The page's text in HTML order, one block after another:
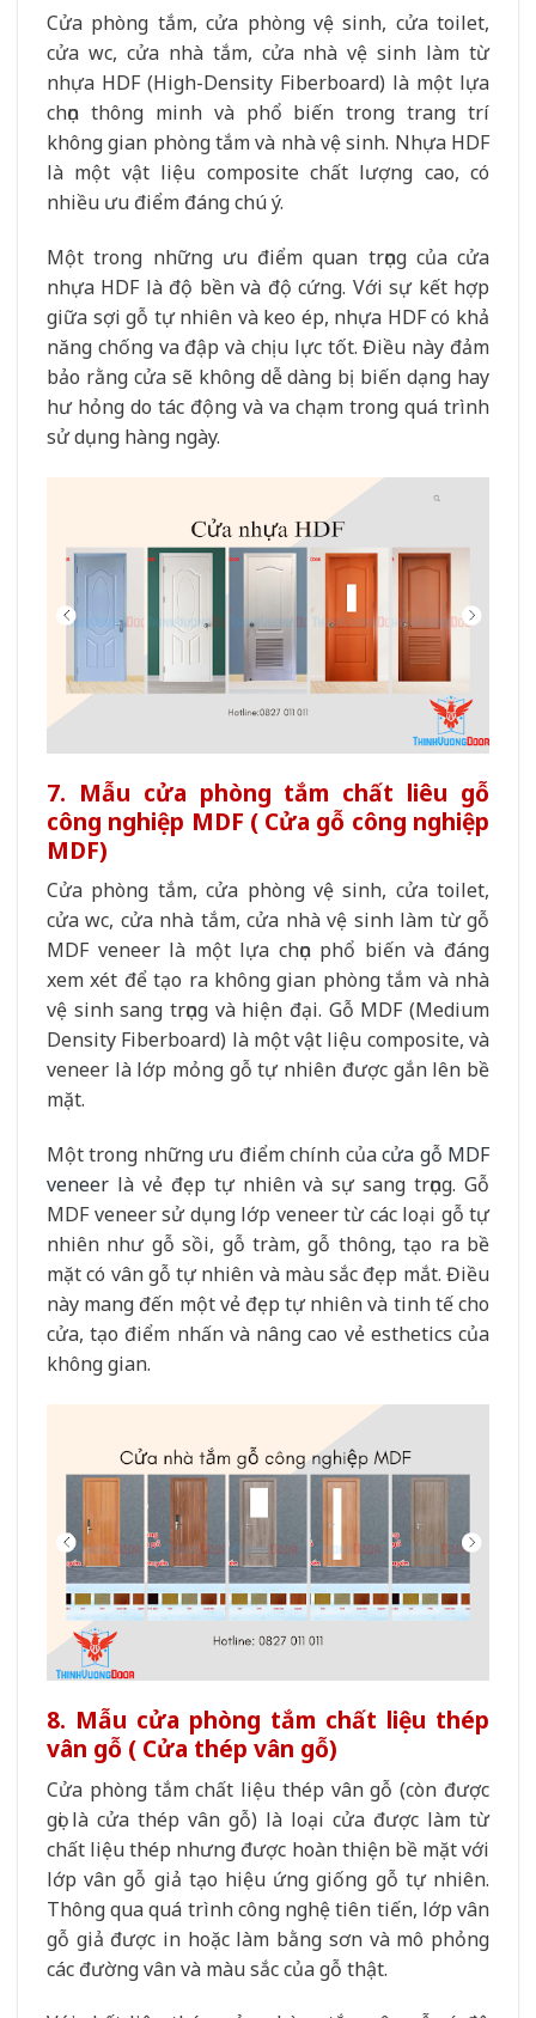
Cửa phòng tắm, cửa phòng vệ sinh, cửa toilet,
cửa wc, cửa nhà tắm, cửa nhà vệ sinh làm từ
nhựa HDF (High-Density Fiberboard) là một lựa
chọn thông minh và phổ biến trong trang trí
không gian phòng tắm và nhà vệ sinh. Nhựa HDF
là một vật liệu composite chất lượng cao, có
nhiều ưu điểm đáng chú ý.
Một trong những ưu điểm quan trọng của cửa
nhựa HDF là độ bền và độ cứng. Với sự kết hợp
giữa sợi gỗ tự nhiên và keo ép, nhựa HDF có khả
năng chống va đập và chịu lực tốt. Điều này đảm
bảo rằng cửa sẽ không dễ dàng bị biến dạng hay
hư hỏng do tác động và va chạm trong quá trình
sử dụng hàng ngày.
7. Mẫu cửa phòng tắm chất liêu gỗ
công nghiệp MDF ( Cửa gỗ công nghiệp
MDF)
Cửa phòng tắm, cửa phòng vệ sinh, cửa toilet,
cửa wc, cửa nhà tắm, cửa nhà vệ sinh làm từ gỗ
MDF veneer là một lựa chọn phổ biến và đáng
xem xét để tạo ra không gian phòng tắm và nhà
vệ sinh sang trọng và hiện đại. Gỗ MDF (Medium
Density Fiberboard) là một vật liệu composite, và
veneer là lớp mỏng gỗ tự nhiên được gắn lên bề
mặt.
Một trong những ưu điểm chính củacửa gỗ MDF
veneer là vẻ đẹp tự nhiên và sự sang trọng. Gỗ
MDF veneer sử dụng lớp veneer từ các loại gỗ tự
nhiên như gỗ sồi, gỗ tràm, gỗ thông, tạo ra bề
mặt có vân gỗ tự nhiên và màu sắc đẹp mắt. Điều
này mang đến một vẻ đẹp tự nhiên và tinh tế cho
cửa, tạo điểm nhấn và nâng cao vẻ esthetics của
không gian.
8. Mẫu cửa phòng tắm chất liệu thép
vân gỗ ( Cửa thép vân gỗ)
Cửa phòng tắm chất liệu thép vân gỗ (còn được
gọi là cửa thép vân gỗ) là loại cửa được làm từ
chất liệu thép nhưng được hoàn thiện bề mặt với
lớp vân gỗ giả tạo hiệu ứng giống gỗ tự nhiên.
Thông qua quá trình công nghệ tiên tiến, lớp vân
gỗ giả được in hoặc làm bằng sơn và mô phỏng
các đường vân và màu sắc của gỗ thật.